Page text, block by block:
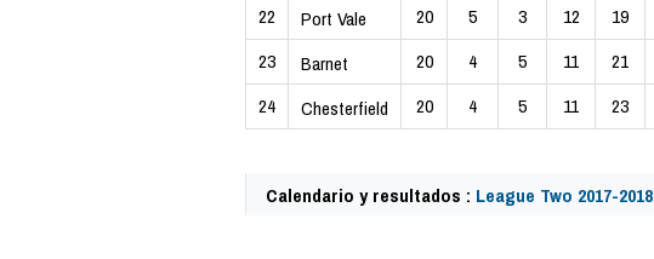
22
Port Vale 20 5 3 12 19
23
Barnet 20 4 5 11 21
24
Chesterfield 20 4 5 11 23
Calendario y resultados : League Two 2017-2018